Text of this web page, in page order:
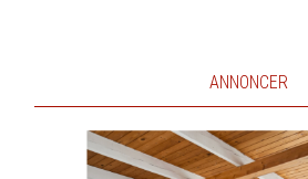
ANNONCER